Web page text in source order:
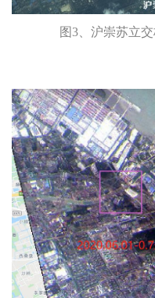
图3、沪崇苏立